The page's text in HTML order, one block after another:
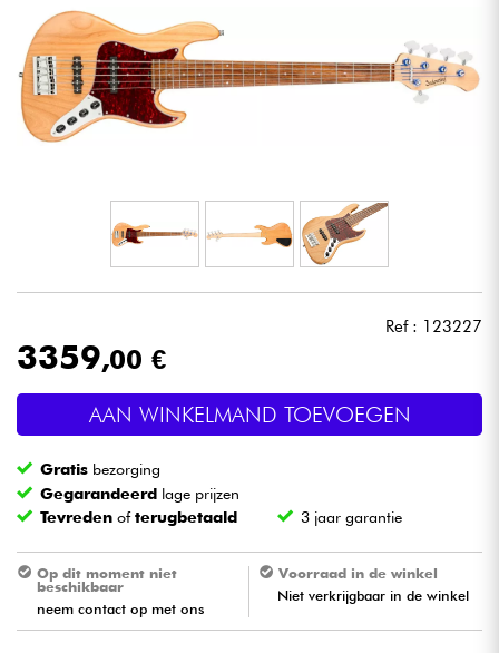
Home-studio
Hoofdtelefoon
Licht
Drums & percussie
Blaasinstrument
Viool & Quatuor
Kinderen
Ref : 123227
3359,00 €
AAN WINKELMAND TOEVOEGEN
Gratis bezorging
Gegarandeerd lage prijzen
Tevreden ofterugbetaald 3 jaar garantie
Op dit moment niet
beschikbaar
neem contact op met ons
Voorraad in de winkel
Niet verkrijgbaar in de winkel